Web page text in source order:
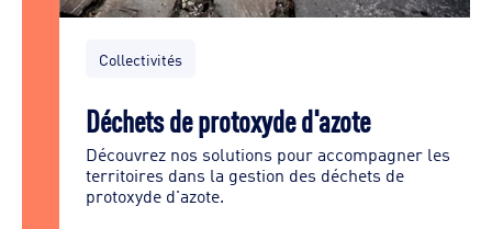
Collectivités
Déchets de protoxyde d'azote
Découvrez nos solutions pour accompagner les
territoires dans la gestion des déchets de
protoxyde d'azote.